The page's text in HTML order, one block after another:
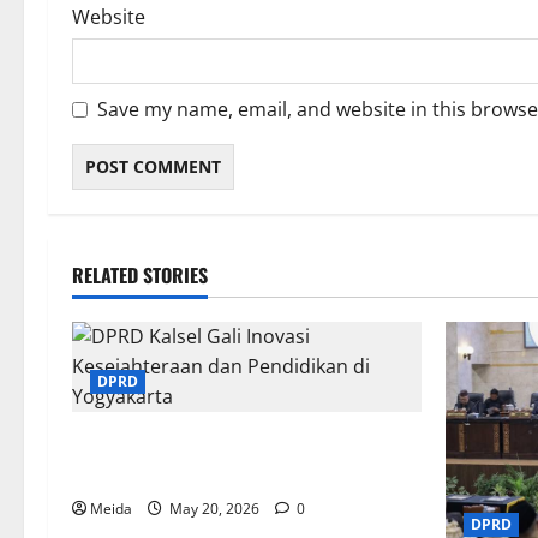
Website
Save my name, email, and website in this
RELATED STORIES
DPRD
Meida May 20, 2026 0
DPRD